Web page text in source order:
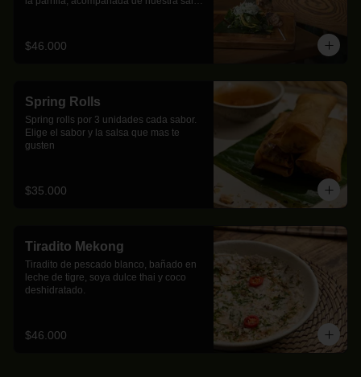
$46.000
Spring Rolls
Spring rolls por 3 unidades cada sabor.
Elige el sabor y la salsa que mas te
gusten
$35.000
Tiradito Mekong
Tiradito de pescado blanco, bañado en
leche de tigre, soya dulce thai y coco
deshidratado.
$46.000